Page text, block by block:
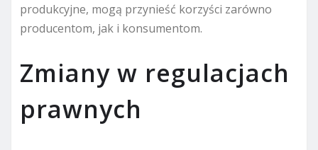
produkcyjne, mogą przynieść korzyści zarówno
producentom, jak i konsumentom.
Zmiany w regulacjach
prawnych